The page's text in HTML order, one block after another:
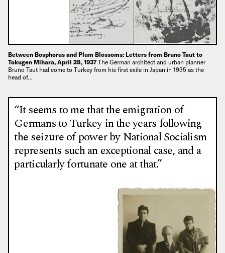
Between Bosphorus and Plum Blossoms: Letters from Bruno Taut to
Tokugen Mihara, April 28, 1937The German architect and urban planner
Bruno Taut had come to Turkey from his first exile in Japan in 1935 as the
head of…
“It seems to me that the emigration of
Germans to Turkey in the years following
the seizure of power by National Socialism
represents such an exceptional case, and a
particularly fortunate one at that.”